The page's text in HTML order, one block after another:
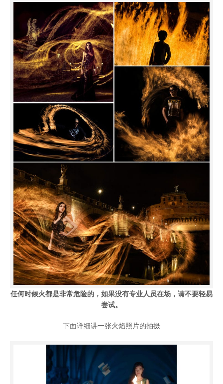
任何时候火都是非常危险的，如果没有专业人员在场，请不要轻易
尝试。
下面详细讲一张火焰照片的拍摄